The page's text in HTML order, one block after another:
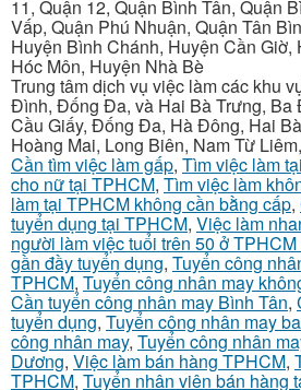
11, Quận 12, Quận Bình Tân, Quận
Vấp, Quận Phú Nhuận, Quận Tân
Huyện Bình Chánh, Huyện Cần Giờ,
Hóc Môn, Huyện Nhà Bè
Trung tâm dịch vụ việc làm các khu
Đình, Đống Đa, và Hai Bà Trưng, Ba
Cầu Giấy, Đống Đa, Hà Đông, Hai
Hoàng Mai, Long Biên, Nam Từ
Cần tìm việc làm gấp, Tìm việc làm
cho nữ tại TPHCM, Tìm việc làm
làm tại TPHCM không cần bằng cấp,
tuyển dụng tại TPHCM, Việc làm
người làm việc tuổi trên 50 ở
gần đầy tuyển dụng, Tuyển công
TPHCM, Tuyển công nhân may
Cần tuyển công nhân may Bình Tân,
tuyển dụng, Tuyển công nhân may
công nhân may, Tuyển công nhân
Dương, Việc làm bán hàng TPHCM,
TPHCM, Tuyển nhân viên bán hàng